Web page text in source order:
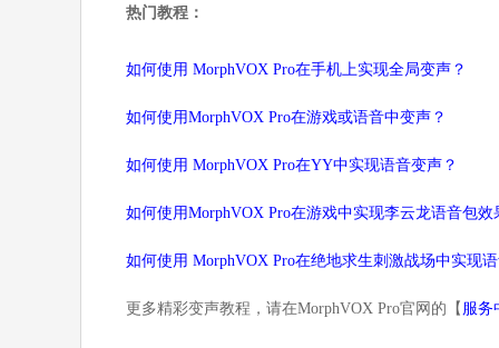
热门教程：
如何使用 MorphVOX Pro在手机上实现全局变声？
如何使用MorphVOX Pro在游戏或语音中变声？
如何使用 MorphVOX Pro在YY中实现语音变声？
如何使用MorphVOX Pro在游戏中实现李云龙语音包效
如何使用 MorphVOX Pro在绝地求生刺激战场中实现
更多精彩变声教程，请在MorphVOX Pro官网的【 服务